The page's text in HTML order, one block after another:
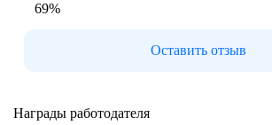
69%
Оставить отзыв
Награды работодателя